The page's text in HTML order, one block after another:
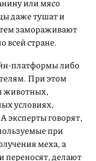
или мясо
даже тушат и
замораживают
всей стране.
платформы либо
При этом
животных,
условиях,
эксперты говорят,
при
меха, а
переносят, делают